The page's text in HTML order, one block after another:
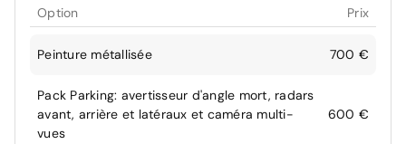
Option Prix
Peinture métallisée 700 €
Pack Parking: avertisseur d'angle mort, radars
avant, arrière et latéraux et caméra multi-
vues
600 €